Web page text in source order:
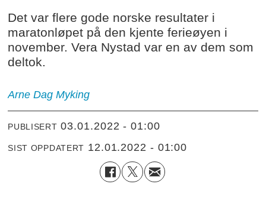
Det var flere gode norske resultater i
maratonløpet på den kjente ferieøyen i
november. Vera Nystad var en av dem som
deltok.
Arne Dag Myking
PUBLISERT 03.01.2022 - 01:00
SIST OPPDATERT 12.01.2022 - 01:00